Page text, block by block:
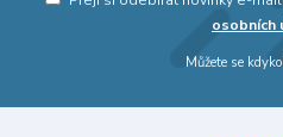
osobních
Můžete se